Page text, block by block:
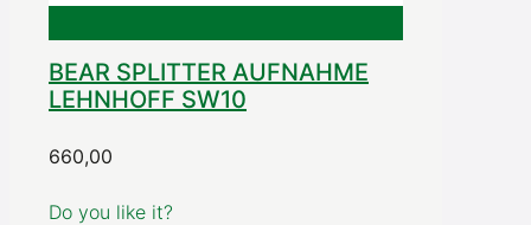
BEAR SPLITTER AUFNAHME
LEHNHOFF SW10
660,00
Do you like it?